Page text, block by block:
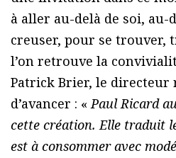
à aller au-delà de soi, au-
creuser, pour se trouver,
l’on retrouve la
Patrick Brier, le directeur
d’avancer : «Paul Ricard
cette création. Elle traduit
est à consommer avec